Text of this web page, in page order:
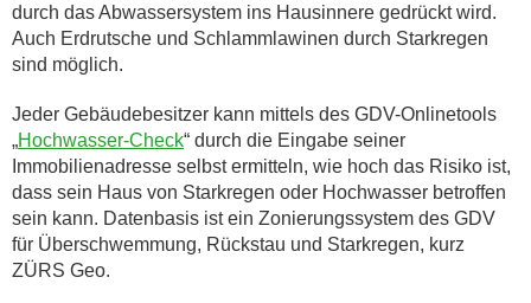
durch das Abwassersystem ins Hausinnere gedrückt wird.
Auch Erdrutsche und Schlammlawinen durch Starkregen
sind möglich.
Jeder Gebäudebesitzer kann mittels des GDV-Onlinetools
„Hochwasser-Check“ durch die Eingabe seiner
Immobilienadresse selbst ermitteln, wie hoch das Risiko ist,
dass sein Haus von Starkregen oder Hochwasser betroffen
sein kann. Datenbasis ist ein Zonierungssystem des GDV
für Überschwemmung, Rückstau und Starkregen, kurz
ZÜRS Geo.